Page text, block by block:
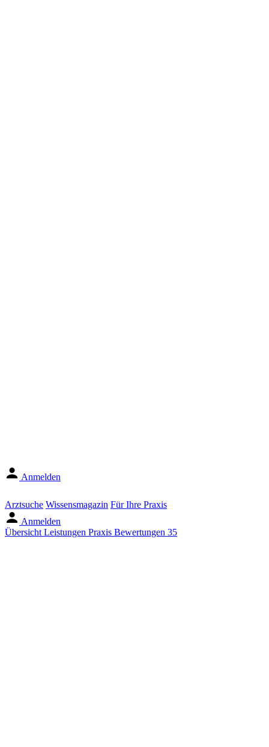
Anmelden
Arztsuche Wissensmagazin Für Ihre Praxis
Anmelden
Übersicht Leistungen Praxis Bewertungen 35